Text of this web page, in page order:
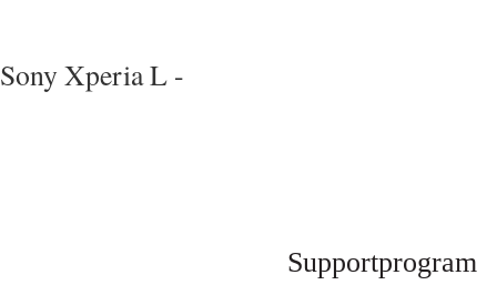
Sony Xperia L -
Supportprogram